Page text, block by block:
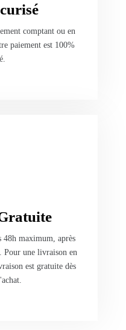
comptant ou en
paiement est 100%
48h maximum, après
Pour une livraison en
est gratuite dès